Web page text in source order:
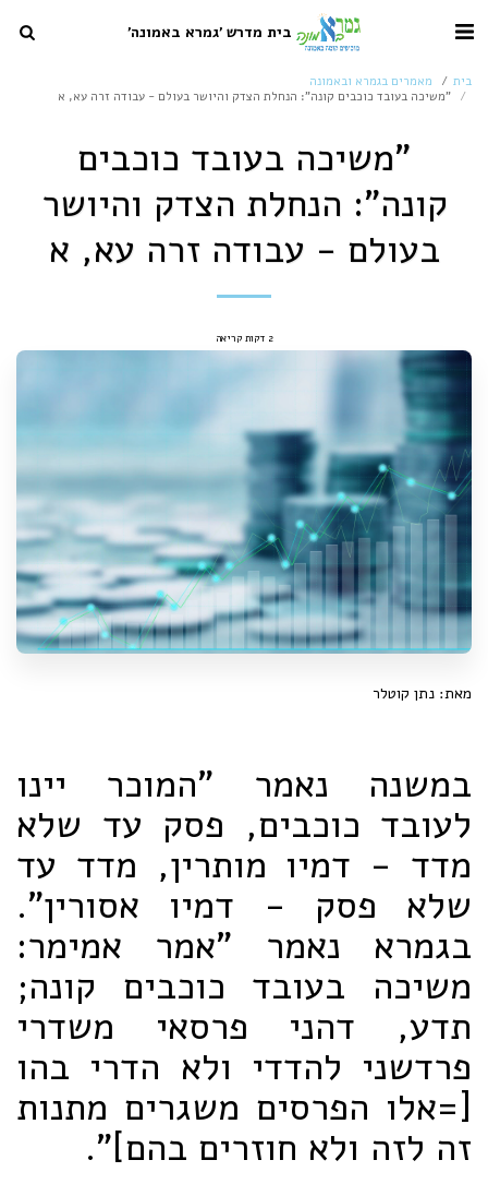
בית מדרש 'גמרא באמונה'
בית
מאמרים בגמרא ובאמונה
"משיכה בעובד כוכבים קונה": הנחלת הצדק והיושר בעולם - עבודה זרה עא, א
"משיכה בעובד כוכבים
קונה": הנחלת הצדק והיושר
בעולם - עבודה זרה עא, א
2 דקות קריאה
מאת: נתן קוטלר
במשנה נאמר "המוכר יינו
לעובד כוכבים, פסק עד שלא
מדד - דמיו מותרין, מדד עד
שלא פסק - דמיו אסורין".
בגמרא נאמר "אמר אמימר:
משיכה בעובד כוכבים קונה;
תדע, דהני פרסאי משדרי
פרדשני להדדי ולא הדרי בהו
[=אלו הפרסים משגרים מתנות
זה לזה ולא חוזרים בהם]".